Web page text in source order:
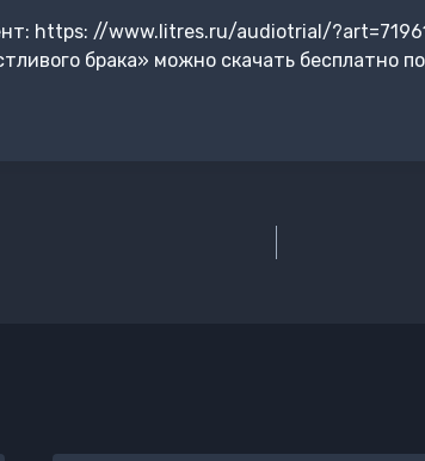
https: //www.litres.ru/audiotrial/
брака» можно скачать бесплатно